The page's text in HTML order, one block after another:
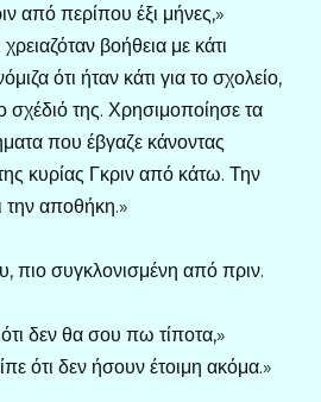
από περίπου έξι μήνες,»
βοήθεια με κάτι
ότι ήταν κάτι για το σχολείο,
σχέδιό της. Χρησιμοποίησε τα
που έβγαζε κάνοντας
κυρίας Γκριν από κάτω. Την
αποθήκη.»
πιο συγκλονισμένη από πριν.
δεν θα σου πω τίποτα,»
ότι δεν ήσουν έτοιμη ακόμα.»